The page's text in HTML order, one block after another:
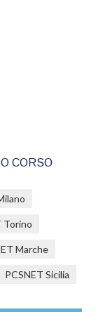
CORSO
Torino
Marche
PCSNET Sicilia